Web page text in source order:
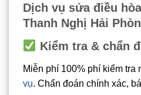
Dịch vụ sửa điều
Thanh Nghị Hải
Kiểm tra & chẩn
Miễn phí 100% phí kiểm tra
vụ. Chẩn đoán chính xác,